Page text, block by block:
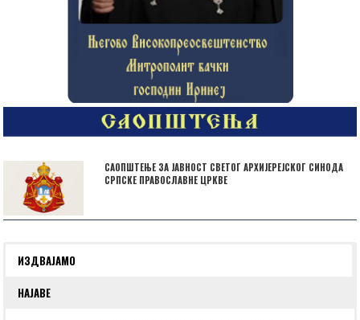
САОПШТЕЊЕ ЗА ЈАВНОСТ СВЕТОГ АРХИЈЕРЕЈСКОГ СИНОДА
СРПСКЕ ПРАВОСЛАВНЕ ЦРКВЕ
ИЗДВАЈАМО
НАЈАВЕ